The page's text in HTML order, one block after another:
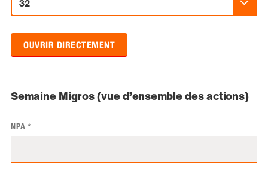
OUVRIR DIRECTEMENT
Semaine Migros (vue d’ensemble des actions)
NPA *